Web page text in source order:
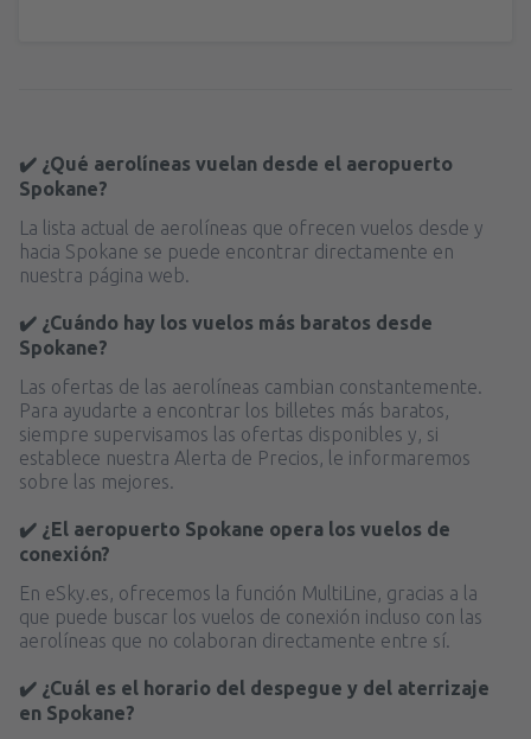
✔️ ¿Qué aerolíneas vuelan desde el aeropuerto
Spokane?
La lista actual de aerolíneas que ofrecen vuelos desde y
hacia Spokane se puede encontrar directamente en
nuestra página web.
✔️ ¿Cuándo hay los vuelos más baratos desde
Spokane?
Las ofertas de las aerolíneas cambian constantemente.
Para ayudarte a encontrar los billetes más baratos,
siempre supervisamos las ofertas disponibles y, si
establece nuestra Alerta de Precios, le informaremos
sobre las mejores.
✔️ ¿El aeropuerto Spokane opera los vuelos de
conexión?
En eSky.es, ofrecemos la función MultiLine, gracias a la
que puede buscar los vuelos de conexión incluso con las
aerolíneas que no colaboran directamente entre sí.
✔️ ¿Cuál es el horario del despegue y del aterrizaje
en Spokane?